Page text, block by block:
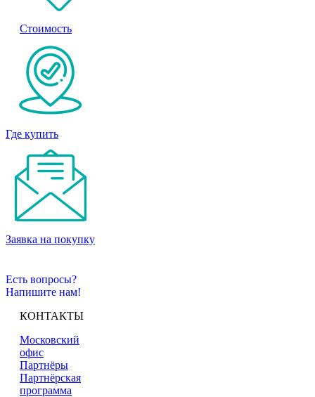
Стоимость
Где купить
Заявка на покупку
Есть вопросы?
Напишите нам!
КОНТАКТЫ
Московский
офис
Партнёры
Партнёрская
программа